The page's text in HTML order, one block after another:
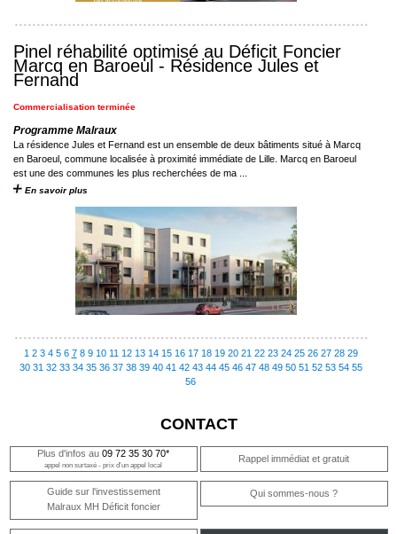
Pinel réhabilité optimisé au Déficit Foncier
Marcq en Baroeul - Résidence Jules et
Fernand
Commercialisation terminée
Programme Malraux
La résidence Jules et Fernand est un ensemble de deux bâtiments situé à Marcq
en Baroeul, commune localisée à proximité immédiate de Lille. Marcq en Baroeul
est une des communes les plus recherchées de ma ...
En savoir plus
1 2 3 4 5 6 7 8 9 10 11 12 13 14 15 16 17 18 19 20 21 22 23 24 25 26 27 28 29
30 31 32 33 34 35 36 37 38 39 40 41 42 43 44 45 46 47 48 49 50 51 52 53 54 55
56
CONTACT
Plus d'infos au 09 72 35 30 70*
appel non surtaxé - prix d'un appel local
Rappel immédiat et gratuit
Guide sur l'investissement
Malraux MH Déficit foncier
Qui sommes-nous ?